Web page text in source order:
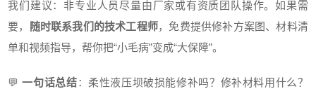
我们建议：非专业人员尽量由厂家或有资质团队操作。如果需
要，
随时联系我们的技术工程师，免费提供修补方案图、材料清
单和视频指导，帮你把“小毛病”变成“大保障”。
💬一句话总结：柔性液压坝破损能修补吗？修补材料用什么？